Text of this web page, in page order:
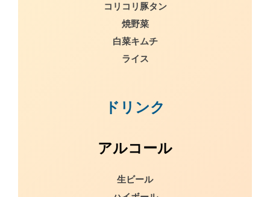
コリコリ豚タン
焼野菜
白菜キムチ
ライス
ドリンク
アルコール
生ビール